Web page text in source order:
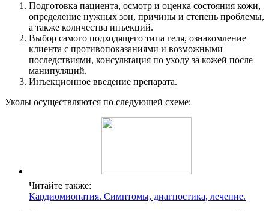
Подготовка пациента, осмотр и оценка состояния кожи,
определение нужных зон, причины и степень проблемы,
а также количества инъекций.
Выбор самого подходящего типа геля, ознакомление
клиента с противопоказаниями и возможными
последствиями, консультация по уходу за кожей после
манипуляций.
Инъекционное введение препарата.
Уколы осуществляются по следующей схеме:
Читайте также:
Кардиомиопатия. Симптомы, диагностика, лечение.